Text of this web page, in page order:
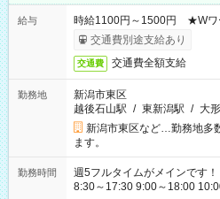
給与
時給1100円～1500円 ★Wワ
交通費別途支給あり
交通費 交通費全額支給
勤務地
新潟市東区
越後石山駅 / 東新潟駅 / 大
新潟市東区など…勤務地多
ます。
勤務時間
週5フルタイムがメインです
8:30～17:30 9:00～18:00